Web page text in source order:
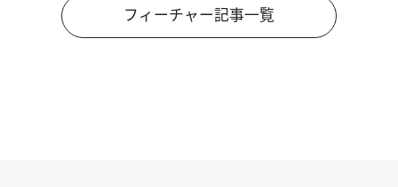
フィーチャー記事一覧